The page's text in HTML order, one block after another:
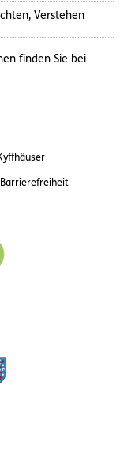
Verstehen
finden Sie bei
Barrierefreiheit